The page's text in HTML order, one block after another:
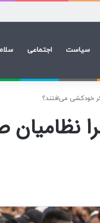
سپتامبر شرط بستند
سیاست اجتماعی
خودکشی می‌افتند؟